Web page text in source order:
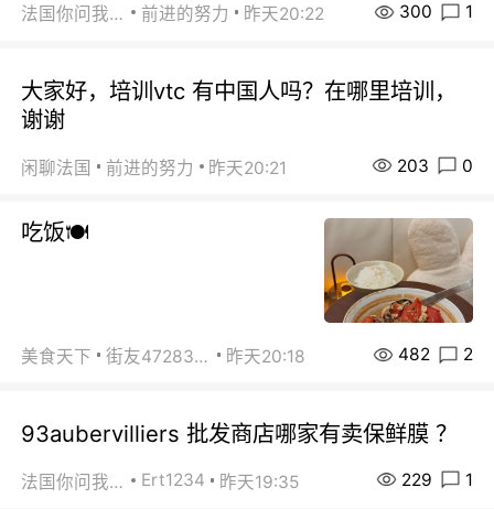
法国你问我答 前进的努力 昨天20:22 300 1
大家好，培训vtc 有中国人吗？在哪里培训，
谢谢
闲聊法国 前进的努力 昨天20:21 203 0
吃饭🍽️
美食天下 街友472838572 昨天20:18 482 2
93aubervilliers 批发商店哪家有卖保鲜膜 ？
法国你问我答 Ert1234 昨天19:35 229 1